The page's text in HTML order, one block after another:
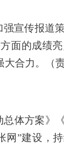
宣传报道
面的成绩
大合力。（
体方案》
网”建设，